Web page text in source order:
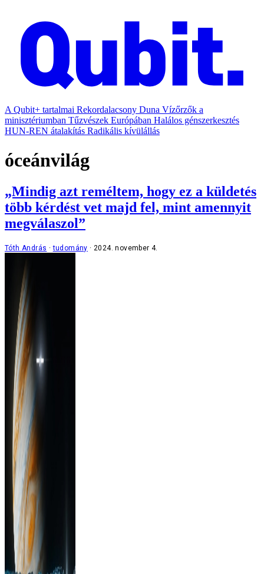
A Qubit+ tartalmai Rekordalacsony Duna Vízőrzők a
minisztériumban Tűzvészek Európában Halálos génszerkesztés
HUN-REN átalakítás Radikális kívülállás
óceánvilág
„Mindig azt reméltem, hogy ez a küldetés
több kérdést vet majd fel, mint amennyit
megválaszol”
Tóth András tudomány 2024. november 4.